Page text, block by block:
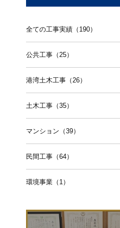
全ての工事実績（190）
公共工事（25）
港湾土木工事（26）
土木工事（35）
マンション（39）
民間工事（64）
環境事業（1）